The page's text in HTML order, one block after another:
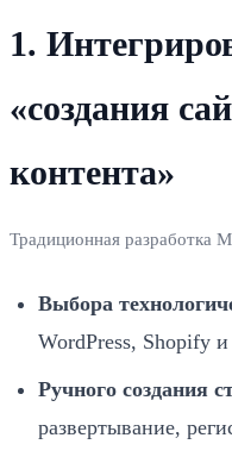
1.
«создания
контента»
Традиционная разработка
Выбора
WordPress, Shopify
Ручного создания
развертывание,